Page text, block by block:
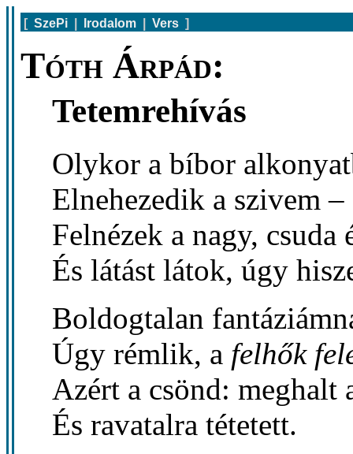
[ SzePi Irodalom Vers ]
Tóth Árpád:
Tetemrehívás
Olykor a bíbor
Elnehezedik a szivem –
Felnézek a nagy, csuda
És látást látok, úgy
Boldogtalan
Úgy rémlik, a felhők
Azért a csönd: meghalt
És ravatalra tétetett.